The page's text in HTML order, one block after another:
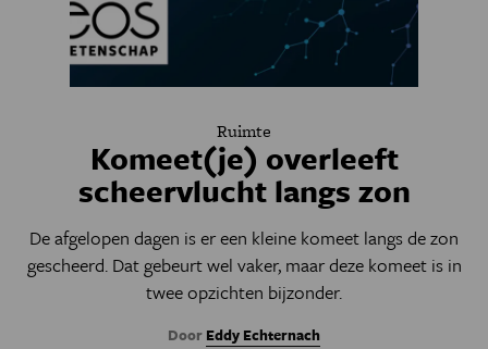
Ruimte
Komeet(je) overleeft
scheervlucht langs zon
De afgelopen dagen is er een kleine komeet langs de zon
gescheerd. Dat gebeurt wel vaker, maar deze komeet is in
twee opzichten bijzonder.
Door Eddy Echternach